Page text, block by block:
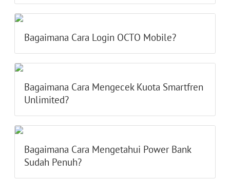
Bagaimana Cara Login OCTO Mobile?
Bagaimana Cara Mengecek Kuota Smartfren
Unlimited?
Bagaimana Cara Mengetahui Power Bank
Sudah Penuh?